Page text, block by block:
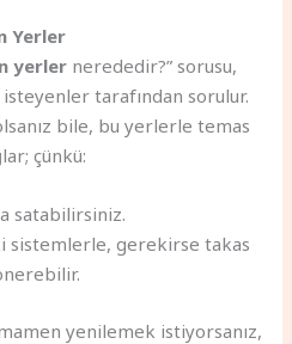
Yerler
yerler nerededir?” sorusu,
tarafından sorulur.
bile, bu yerlerle temas
çünkü:
satabilirsiniz.
sistemlerle, gerekirse takas
yenilemek istiyorsanız,